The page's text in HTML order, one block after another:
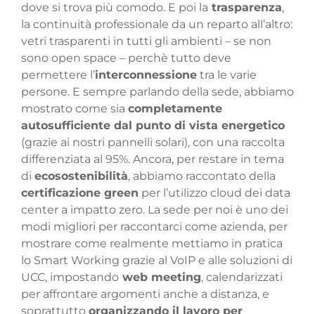
dove si trova più comodo. E poi la trasparenza,
la continuità professionale da un reparto all’altro:
vetri trasparenti in tutti gli ambienti – se non
sono open space – perchè tutto deve
permettere l’interconnessione tra le varie
persone. E sempre parlando della sede, abbiamo
mostrato come sia completamente
autosufficiente dal punto di vista energetico
(grazie ai nostri pannelli solari), con una raccolta
differenziata al 95%. Ancora, per restare in tema
di ecosostenibilità, abbiamo raccontato della
certificazione green per l’utilizzo cloud dei data
center a impatto zero. La sede per noi è uno dei
modi migliori per raccontarci come azienda, per
mostrare come realmente mettiamo in pratica
lo Smart Working grazie al VoIP e alle soluzioni di
UCC, impostando web meeting, calendarizzati
per affrontare argomenti anche a distanza, e
soprattutto organizzando il lavoro per